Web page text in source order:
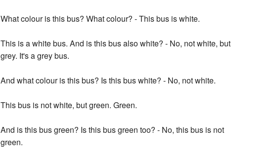
What colour is this bus? What colour? - This bus is white.
This is a white bus. And is this bus also white? - No, not white, but
grey. It's a grey bus.
And what colour is this bus? Is this bus white? - No, not white.
This bus is not white, but green. Green.
And is this bus green? Is this bus green too? - No, this bus is not
green.